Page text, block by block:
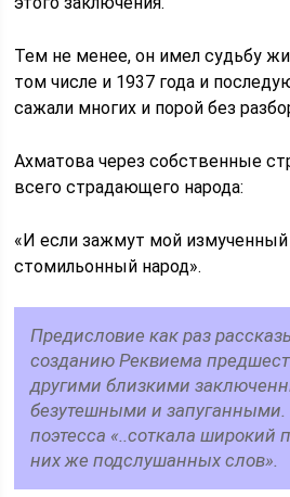
Тем не менее, он имел судьбу
том числе и 1937 года и
сажали многих и порой без
Ахматова через собственные
всего страдающего народа:
«И если зажмут мой
стомильонный народ».
Предисловие как раз
созданию Реквиема
другими близкими
безутешными и
поэтесса «..соткала широкий
них же подслушанных слов».